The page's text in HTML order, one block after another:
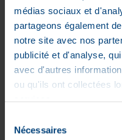
médias sociaux et
partageons également
notre site avec nos
publicité et d'analyse,
avec d'autres
ou qu'ils ont collectées
services.
Nécessaires
symptômes
Forte doit être
de 2 capsules par
les 12 heures)
En prévention
Forte doit être
consécutifs par